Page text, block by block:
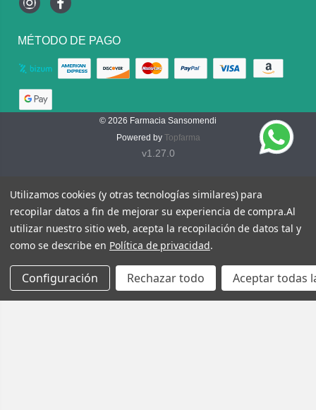
InstagramFacebook
MÉTODO DE PAGO
© 2026 Farmacia Sansomendi
Powered by Topfarma
v1.27.0
Utilizamos cookies (y otras tecnologías similares) para
recopilar datos a fin de mejorar su experiencia de compra.Al
utilizar nuestro sitio web, acepta la recopilación de datos tal y
como se describe en Política de privacidad.
Configuración Rechazar todo Aceptar todas